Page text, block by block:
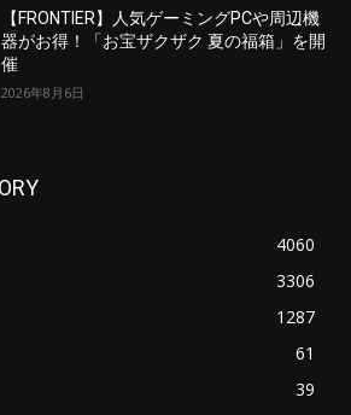
【FRONTIER】人気ゲーミングPCや周辺機
器がお得！「お宝ザクザク 夏の福箱」を開
催
2026年8月6日
4060
3306
1287
61
39